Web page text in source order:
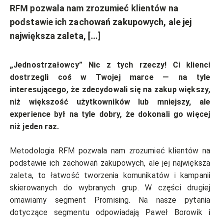
RFM pozwala nam zrozumieć klientów na
podstawie ich zachowań zakupowych, ale jej
największa zaleta, […]
„Jednostrzałowcy” Nic z tych rzeczy! Ci klienci
dostrzegli coś w Twojej marce — na tyle
interesującego, że zdecydowali się na zakup większy,
niż większość użytkowników lub mniejszy, ale
experience był na tyle dobry, że dokonali go więcej
niż jeden raz.
Metodologia RFM pozwala nam zrozumieć klientów na
podstawie ich zachowań zakupowych, ale jej największa
zaleta, to łatwość tworzenia komunikatów i kampanii
skierowanych do wybranych grup. W części drugiej
omawiamy segment Promising. Na nasze pytania
dotyczące segmentu odpowiadają Paweł Borowik i